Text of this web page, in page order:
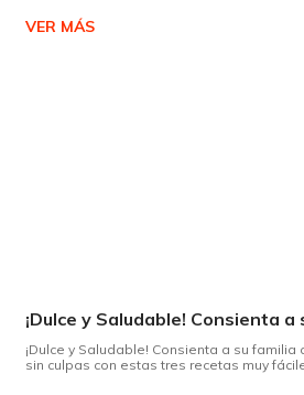
VER MÁS
¡Dulce y Saludable! Consienta a su
sin culpas con estas tres recetas muy